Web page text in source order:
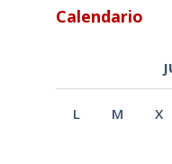
Calendario
L M X